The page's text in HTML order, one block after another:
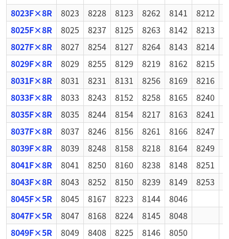
8023F×8R
8023 8228 8123 8262 8141 8212
8025F×8R
8025 8237 8125 8263 8142 8213
8027F×8R
8027 8254 8127 8264 8143 8214
8029F×8R
8029 8255 8129 8219 8162 8215
8031F×8R
8031 8231 8131 8256 8169 8216
8033F×8R
8033 8243 8152 8258 8165 8240
8035F×8R
8035 8244 8154 8217 8163 8241
8037F×8R
8037 8246 8156 8261 8166 8247
8039F×8R
8039 8248 8158 8218 8164 8249
8041F×8R
8041 8250 8160 8238 8148 8251
8043F×8R
8043 8252 8150 8239 8149 8253
8045F×5R
8045 8167 8223 8144
8046
8047F×5R
8047 8168 8224 8145
8048
8049F×5R
8049 8408 8225 8146
8050